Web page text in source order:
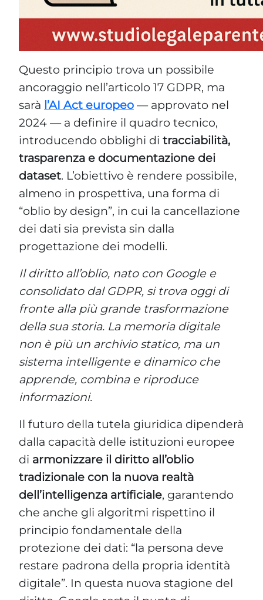
Questo principio trova un possibile
ancoraggio nell’articolo 17 GDPR, ma
sarà l’AI Act europeo — approvato nel
2024 — a definire il quadro tecnico,
introducendo obblighi di tracciabilità,
trasparenza e documentazione dei
dataset. L’obiettivo è rendere possibile,
almeno in prospettiva, una forma di
“oblio by design”, in cui la cancellazione
dei dati sia prevista sin dalla
progettazione dei modelli.
Il diritto all’oblio, nato con Google e
consolidato dal GDPR, si trova oggi di
fronte alla più grande trasformazione
della sua storia. La memoria digitale
non è più un archivio statico, ma un
sistema intelligente e dinamico che
apprende, combina e riproduce
informazioni.
Il futuro della tutela giuridica dipenderà
dalla capacità delle istituzioni europee
di armonizzare il diritto all’oblio
tradizionale con la nuova realtà
dell’intelligenza artificiale, garantendo
che anche gli algoritmi rispettino il
principio fondamentale della
protezione dei dati: “la persona deve
restare padrona della propria identità
digitale”. In questa nuova stagione del